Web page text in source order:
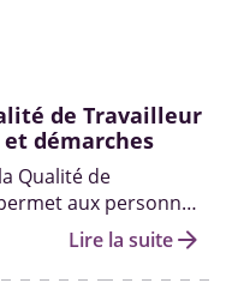
de Travailleur
et démarches
Qualité de
aux personnes
un emploi
situation.
Lire la suitearrow_forward